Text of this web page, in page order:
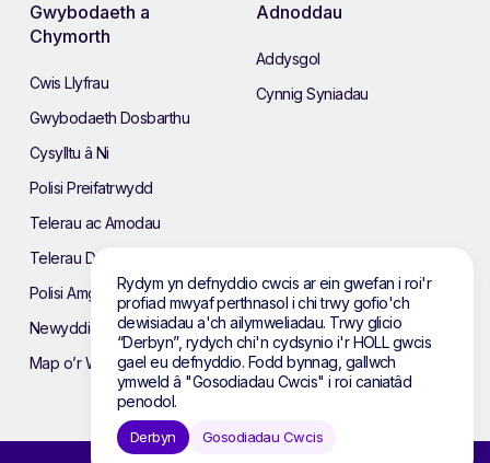
Gwybodaeth a
Chymorth
Cwis Llyfrau
Gwybodaeth Dosbarthu
Cysylltu â Ni
Polisi Preifatrwydd
Telerau ac Amodau
Telerau Defnyddio’r Wefan
Polisi Amgylcheddol
Newyddion
Map o’r Wefan
Adnoddau
Addysgol
Cynnig Syniadau
Rydym yn defnyddio cwcis ar ein gwefan i roi'r
profiad mwyaf perthnasol i chi trwy gofio'ch
dewisiadau a'ch ailymweliadau. Trwy glicio
“Derbyn”, rydych chi'n cydsynio i'r HOLL gwcis
gael eu defnyddio. Fodd bynnag, gallwch
ymweld â "Gosodiadau Cwcis" i roi caniatâd
penodol.
Gosodiadau Cwcis
Derbyn